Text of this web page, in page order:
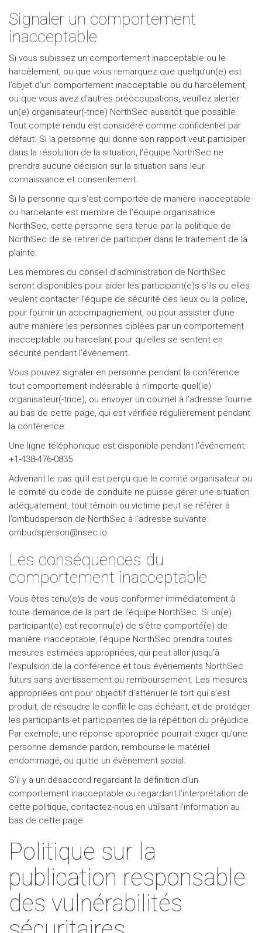
Signaler un comportement
inacceptable
Si vous subissez un comportement inacceptable ou le
harcèlement, ou que vous remarquez que quelqu’un(e) est
l’objet d’un comportement inacceptable ou du harcèlement,
ou que vous avez d’autres préoccupations, veuillez alerter
un(e) organisateur(-trice) NorthSec aussitôt que possible.
Tout compte rendu est considéré comme confidentiel par
défaut. Si la personne qui donne son rapport veut participer
dans la résolution de la situation, l’équipe NorthSec ne
prendra aucune décision sur la situation sans leur
connaissance et consentement.
Si la personne qui s’est comportée de manière inacceptable
ou harcelante est membre de l’équipe organisatrice
NorthSec, cette personne sera tenue par la politique de
NorthSec de se retirer de participer dans le traitement de la
plainte.
Les membres du conseil d’administration de NorthSec
seront disponibles pour aider les participant(e)s s’ils ou elles
veulent contacter l’équipe de sécurité des lieux ou la police,
pour fournir un accompagnement, ou pour assister d’une
autre manière les personnes ciblées par un comportement
inacceptable ou harcelant pour qu’elles se sentent en
sécurité pendant l’évènement.
Vous pouvez signaler en personne pendant la conférence
tout comportement indésirable à n’importe quel(le)
organisateur(-trice), ou envoyer un courriel à l’adresse fournie
au bas de cette page, qui est vérifiée régulièrement pendant
la conférence.
Une ligne téléphonique est disponible pendant l’événement:
+1-438-476-0835
Advenant le cas qu’il est perçu que le comité organisateur ou
le comité du code de conduite ne puisse gérer une situation
adéquatement, tout témoin ou victime peut se référer à
l’ombudsperson de NorthSec à l’adresse suivante:
ombudsperson@nsec.io
Les conséquences du
comportement inacceptable
Vous êtes tenu(e)s de vous conformer immédiatement à
toute demande de la part de l’équipe NorthSec. Si un(e)
participant(e) est reconnu(e) de s’être comporté(e) de
manière inacceptable, l’équipe NorthSec prendra toutes
mesures estimées appropriées, qui peut aller jusqu’à
l’expulsion de la conférence et tous évènements NorthSec
futurs sans avertissement ou remboursement. Les mesures
appropriées ont pour objectif d’atténuer le tort qui s’est
produit, de résoudre le conflit le cas échéant, et de protéger
les participants et participantes de la répétition du préjudice.
Par exemple, une réponse appropriée pourrait exiger qu’une
personne demande pardon, rembourse le matériel
endommagé, ou quitte un évènement social.
S’il y a un désaccord regardant la définition d’un
comportement inacceptable ou regardant l’interprétation de
cette politique, contactez-nous en utilisant l’information au
bas de cette page.
Politique sur la
publication responsable
des vulnérabilités